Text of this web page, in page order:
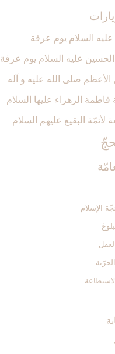
السلام يوم عرفة
عليه السلام يوم عرفة
الأعظم صلى الله عليه و آله‏
فاطمة الزهراء عليها السلام‏
لأئمّة البقيع عليهم السلام‏
الإسلام‏